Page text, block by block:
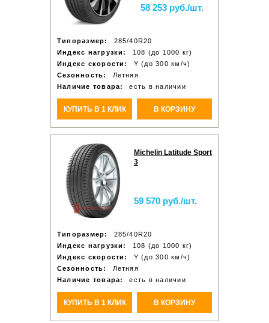
58 253 руб./шт.
Типоразмер:
285/40R20
Индекс нагрузки:
108 (до 1000 кг)
Индекс скорости:
Y (до 300 км/ч)
Сезонность:
Летняя
Наличие товара:
есть в наличии
КУПИТЬ В 1 КЛИК В КОРЗИНУ
Michelin Latitude Sport
3
59 570 руб./шт.
Типоразмер:
285/40R20
Индекс нагрузки:
108 (до 1000 кг)
Индекс скорости:
Y (до 300 км/ч)
Сезонность:
Летняя
Наличие товара:
есть в наличии
КУПИТЬ В 1 КЛИК В КОРЗИНУ